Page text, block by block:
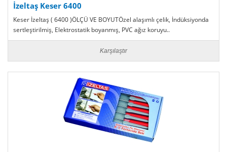
İzeltaş Keser 6400
Keser İzeltaş ( 6400 )ÖLÇÜ VE BOYUTÖzel alaşımlı çelik, İndüksiyonda
sertleştirilmiş, Elektrostatik boyanmış, PVC ağız koruyu..
Karşılaştır